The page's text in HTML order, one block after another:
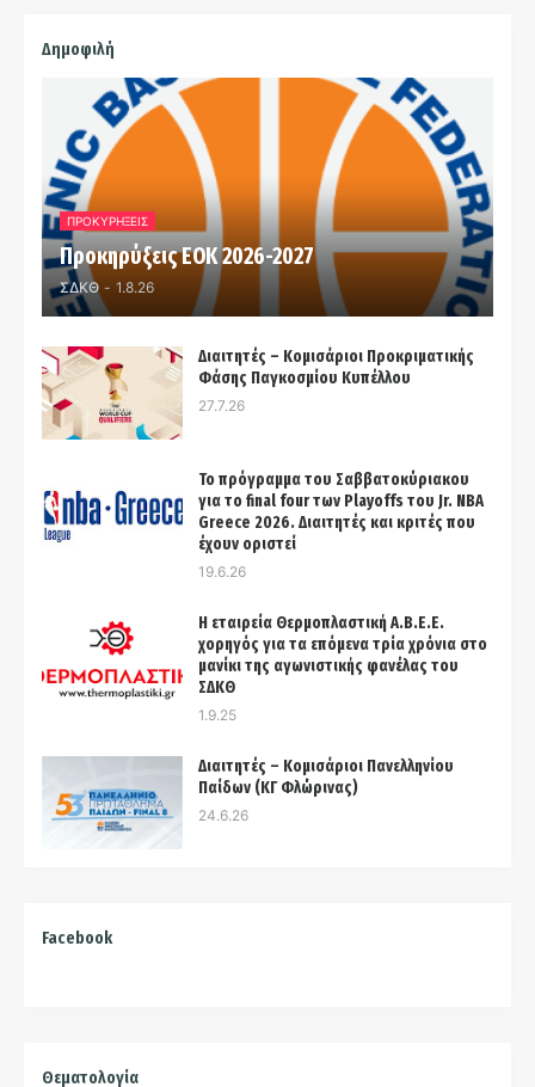
Δημοφιλή
ΠΡΟΚΥΡΗΞΕΙΣ
Προκηρύξεις ΕΟΚ 2026-2027
ΣΔΚΘ - 1.8.26
Διαιτητές – Κομισάριοι Προκριματικής
Φάσης Παγκοσμίου Κυπέλλου
27.7.26
Το πρόγραμμα του Σαββατοκύριακου
για το final four των Playoffs του Jr. NBA
Greece 2026. Διαιτητές και κριτές που
έχουν οριστεί
19.6.26
Η εταιρεία Θερμοπλαστική Α.Β.Ε.Ε.
χορηγός για τα επόμενα τρία χρόνια στo
μανίκι της αγωνιστικής φανέλας του
ΣΔΚΘ
1.9.25
Διαιτητές – Κομισάριοι Πανελληνίου
Παίδων (ΚΓ Φλώρινας)
24.6.26
Facebook
Θεματολογία